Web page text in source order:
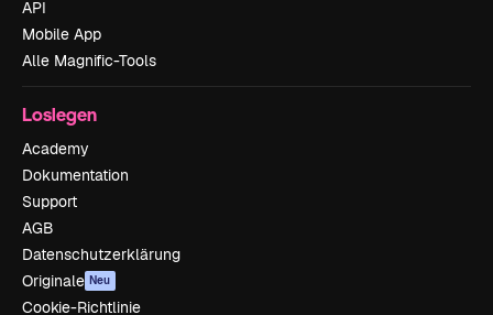
API
Mobile App
Alle Magnific-Tools
Loslegen
Academy
Dokumentation
Support
AGB
Datenschutzerklärung
Originale Neu
Cookie-Richtlinie